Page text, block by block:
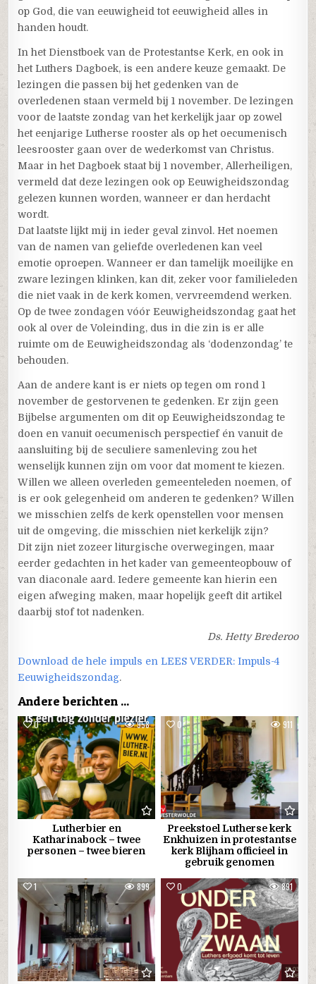
op God, die van eeuwigheid tot eeuwigheid alles in
handen houdt.
In het Dienstboek van de Protestantse Kerk, en ook in
het Luthers Dagboek, is een andere keuze gemaakt. De
lezingen die passen bij het gedenken van de
overledenen staan vermeld bij 1 november. De lezingen
voor de laatste zondag van het kerkelijk jaar op zowel
het eenjarige Lutherse rooster als op het oecumenisch
leesrooster gaan over de wederkomst van Christus.
Maar in het Dagboek staat bij 1 november, Allerheiligen,
vermeld dat deze lezingen ook op Eeuwigheidszondag
gelezen kunnen worden, wanneer er dan herdacht
wordt.
Dat laatste lijkt mij in ieder geval zinvol. Het noemen
van de namen van geliefde overledenen kan veel
emotie oproepen. Wanneer er dan tamelijk moeilijke en
zware lezingen klinken, kan dit, zeker voor familieleden
die niet vaak in de kerk komen, vervreemdend werken.
Op de twee zondagen vóór Eeuwigheidszondag gaat het
ook al over de Voleinding, dus in die zin is er alle
ruimte om de Eeuwigheidszondag als ‘dodenzondag’ te
behouden.
Aan de andere kant is er niets op tegen om rond 1
november de gestorvenen te gedenken. Er zijn geen
Bijbelse argumenten om dit op Eeuwigheidszondag te
doen en vanuit oecumenisch perspectief én vanuit de
aansluiting bij de seculiere samenleving zou het
wenselijk kunnen zijn om voor dat moment te kiezen.
Willen we alleen overleden gemeenteleden noemen, of
is er ook gelegenheid om anderen te gedenken? Willen
we misschien zelfs de kerk openstellen voor mensen
uit de omgeving, die misschien niet kerkelijk zijn?
Dit zijn niet zozeer liturgische overwegingen, maar
eerder gedachten in het kader van gemeenteopbouw of
van diaconale aard. Iedere gemeente kan hierin een
eigen afweging maken, maar hopelijk geeft dit artikel
daarbij stof tot nadenken.
Ds. Hetty Brederoo
Download de hele impuls en LEES VERDER: Impuls-4
Eeuwigheidszondag.
Andere berichten ...
0 958
Lutherbier en
Katharinabock – twee
personen – twee bieren
0 911
Preekstoel Lutherse kerk
Enkhuizen in protestantse
kerk Blijham officieel in
gebruik genomen
1 899 0 891